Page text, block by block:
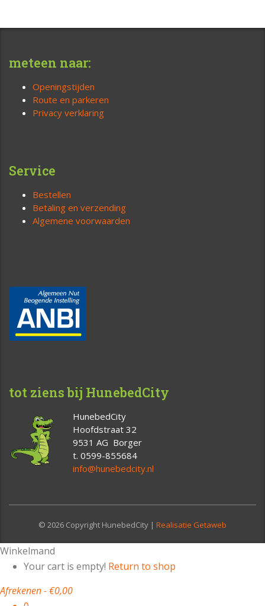
meteen naar:
Openingstijden
Route en parkeren
Privacy verklaring
Service
Bestellen
Betaling en verzending
Algemene voorwaarden
tot ziens bij HunebedCity
HunebedCity
Hoofdstraat 32
9531 AG Borger
t. 0599-855684
info@hunebedcity.nl
© 2026 Copyright HunebedCity | Realisatie Getaweb
Winkelmand
Your cart is empty! Return to shop
Afrekenen-€0,00